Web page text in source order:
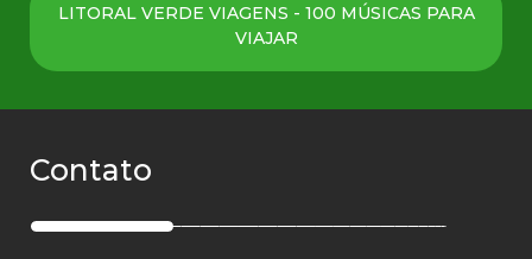
LITORAL VERDE VIAGENS - 100 MÚSICAS PARA
VIAJAR
Contato